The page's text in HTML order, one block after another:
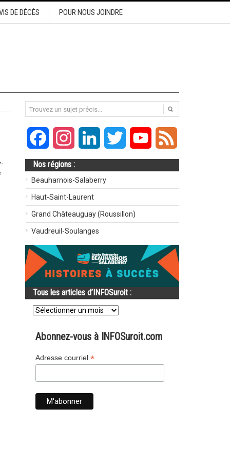
DE DÉCÈS POUR NOUS JOINDRE
FacebookInstagramLinkedIn Twitter YouTube
Nos régions :
Beauharnois-Salaberry
Haut-Saint-Laurent
Grand Châteauguay (Roussillon)
Vaudreuil-Soulanges
Tous les articles d’INFOSuroit :
Tous
les
d’INFOSuroit
Abonnez-vous à INFOSuroit.com
Adresse courriel *